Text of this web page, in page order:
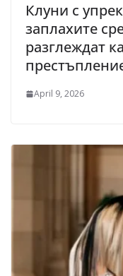
Клуни с
заплахите
разглеждат
April 9, 2026